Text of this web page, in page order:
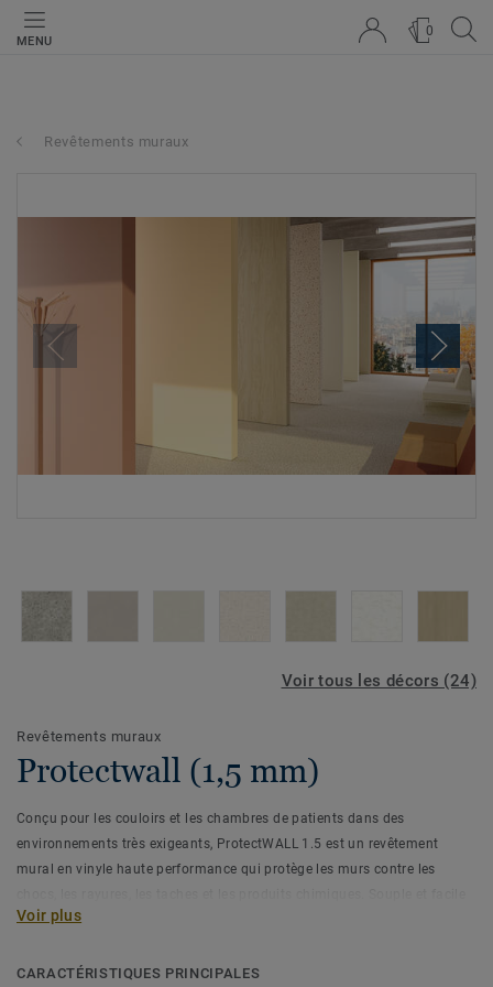
MENU
0
Revêtements muraux
Voir tous les décors (24)
Revêtements muraux
Protectwall (1,5 mm)
Conçu pour les couloirs et les chambres de patients dans des
environnements très exigeants, ProtectWALL 1.5 est un revêtement
mural en vinyle haute performance qui protège les murs contre les
à installer (moins de joints que les plaques rigides), il contribue à réduire
aux murs. Il est traité avec notre protection de surface Top Clean XP
Voir plus
CARACTÉRISTIQUES PRINCIPALES